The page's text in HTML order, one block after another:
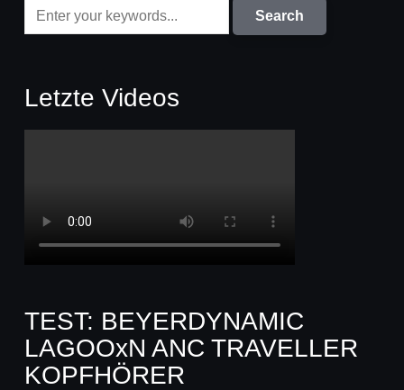
Letzte Videos
TEST: BEYERDYNAMIC
LAGOOxN ANC TRAVELLER
KOPFHÖRER